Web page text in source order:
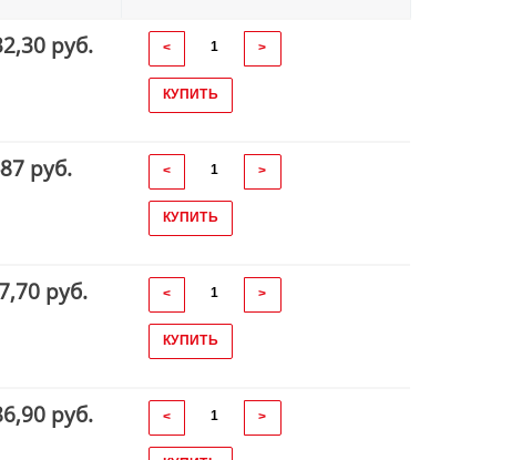
руб. < >
КУПИТЬ
руб. < >
КУПИТЬ
руб. < >
КУПИТЬ
руб. < >